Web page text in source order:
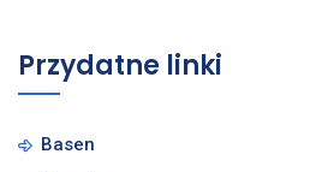
Przydatne linki
Basen